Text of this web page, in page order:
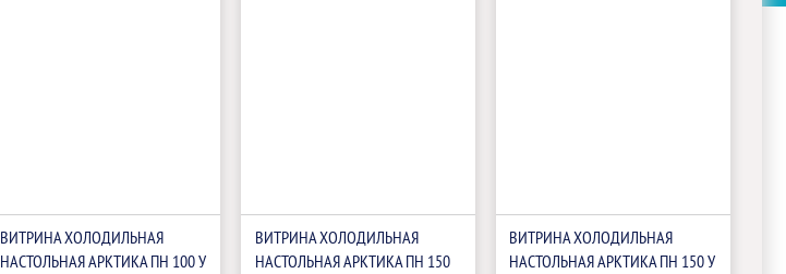
ВИТРИНА ХОЛОДИЛЬНАЯ
НАСТОЛЬНАЯ АРКТИКА ПН 100 У
ВИТРИНА ХОЛОДИЛЬНАЯ
НАСТОЛЬНАЯ АРКТИКА ПН 150
ВИТРИНА ХОЛОДИЛЬНАЯ
НАСТОЛЬНАЯ АРКТИКА ПН 150 У